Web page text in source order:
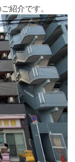
紹介です。